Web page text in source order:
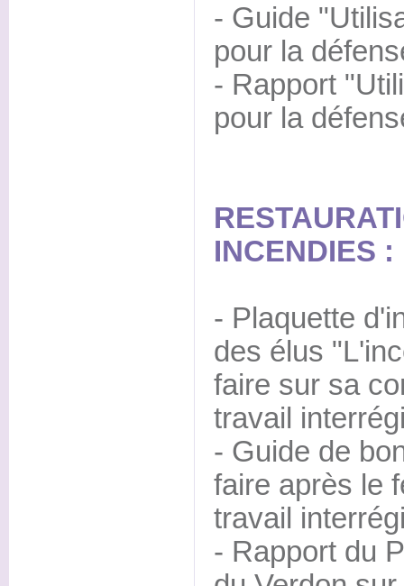
- Guide
pour la
- Rapport
pour la
INCENDIES :
- Plaquette
des élus
faire sur sa
travail
- Guide de
faire après le
travail
- Rapport du